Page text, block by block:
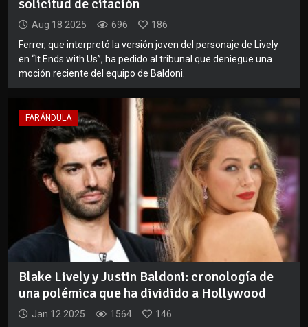
solicitud de citación
Aug 18 2025 696
186
Ferrer, que interpretó la versión joven del personaje de Lively
en “It Ends with Us”, ha pedido al tribunal que deniegue una
moción reciente del equipo de Baldoni.
FARÁNDULA
Blake Lively y Justin Baldoni: cronología de
una polémica que ha dividido a Hollywood
Jan 12 2025 1564
146